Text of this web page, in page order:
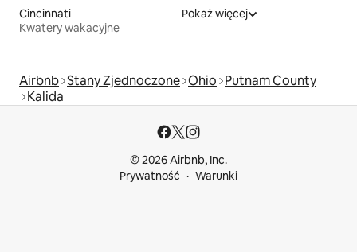
Cincinnati
Kwatery wakacyjne
Pokaż więcej
Airbnb Stany Zjednoczone Ohio Putnam County
Kalida
© 2026 Airbnb, Inc.
Prywatność
Warunki